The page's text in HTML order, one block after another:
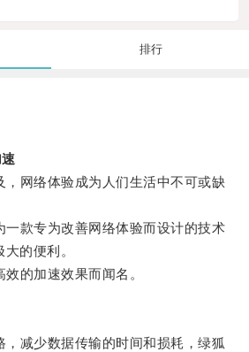
排行
网络体验成为人们生活中不可或缺
款专为改善网络体验而设计的技术
的便利。
的加速效果而闻名。
减少数据传输的时间和损耗，绿狐